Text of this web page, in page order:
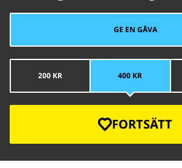
GE EN GÅVA
200 KR 400 KR
FORTSÄTT